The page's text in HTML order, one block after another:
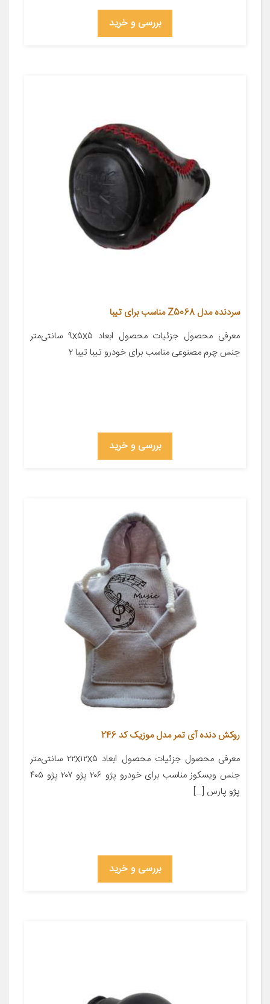
بررسی و خرید
سردنده مدل Z5068 مناسب برای تیبا
معرفی محصول جزئیات محصول ابعاد ۹x۵x۵ سانتی‌متر
جنس چرم مصنوعی مناسب برای خودرو تیبا تیبا ۲
بررسی و خرید
روکش دنده آی تمر مدل موزیک کد 246
معرفی محصول جزئیات محصول ابعاد ۲۲x۱۲x۵ سانتی‌متر
جنس ویسکوز مناسب برای خودرو پژو ۲۰۶ پژو ۲۰۷ پژو ۴۰۵
پژو پارس […]
بررسی و خرید